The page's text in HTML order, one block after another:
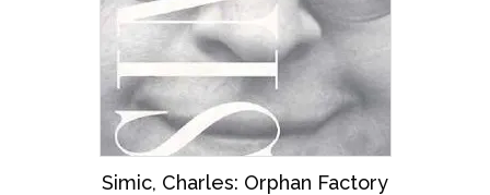
Simic, Charles: Orphan Factory